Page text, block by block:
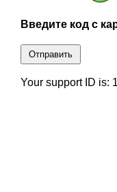
Введите код с
Отправить
Your support ID is: